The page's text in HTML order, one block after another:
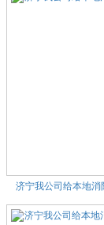
济宁我公司给本地